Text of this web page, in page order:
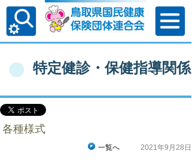
特定健診・保健指導関係
各種様式
一覧へ 2021年9月28日